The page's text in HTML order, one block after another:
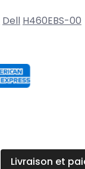
Dell H460EBS-00
Livraison et